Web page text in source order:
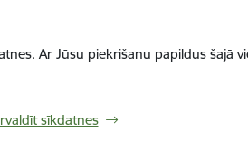
Ar Jūsu piekrišanu papildus šajā
sīkdatnes